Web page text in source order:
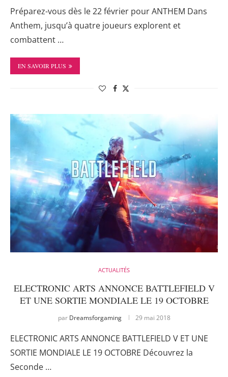
Préparez-vous dès le 22 février pour ANTHEM Dans
Anthem, jusqu’à quatre joueurs explorent et
combattent …
EN SAVOIR PLUS
ACTUALITÉS
ELECTRONIC ARTS ANNONCE BATTLEFIELD V
ET UNE SORTIE MONDIALE LE 19 OCTOBRE
par Dreamsforgaming 29 mai 2018
ELECTRONIC ARTS ANNONCE BATTLEFIELD V ET UNE
SORTIE MONDIALE LE 19 OCTOBRE Découvrez la
Seconde …